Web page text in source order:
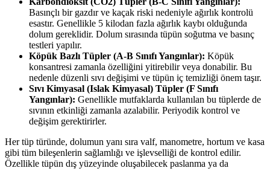
Basınçlı bir gazdır ve kaçak riski nedeniyle ağırlık kontrolü
esastır. Genellikle 5 kilodan fazla ağırlık kaybı olduğunda
dolum gereklidir. Dolum sırasında tüpün soğutma ve basınç
testleri yapılır.
Köpük Bazlı Tüpler (A-B Sınıfı Yangınlar): Köpük
konsantresi zamanla özelliğini yitirebilir veya donabilir. Bu
nedenle düzenli sıvı değişimi ve tüpün iç temizliği önem taşır.
Sıvı Kimyasal (Islak Kimyasal) Tüpler (F Sınıfı
Yangınlar): Genellikle mutfaklarda kullanılan bu tüplerde de
sıvının etkinliği zamanla azalabilir. Periyodik kontrol ve
değişim gerektirirler.
Her tüp türünde, dolumun yanı sıra valf, manometre, hortum ve kasa
gibi tüm bileşenlerin sağlamlığı ve işlevselliği de kontrol edilir.
Özellikle tüpün dış yüzeyinde oluşabilecek paslanma ya da